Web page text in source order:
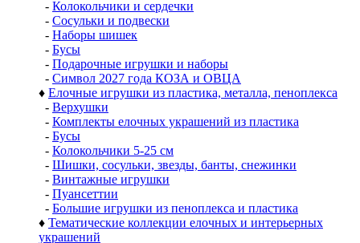
- Колокольчики и сердечки
- Сосульки и подвески
- Наборы шишек
- Бусы
- Подарочные игрушки и наборы
- Символ 2027 года КОЗА и ОВЦА
♦ Елочные игрушки из пластика, металла, пеноплекса
- Верхушки
- Комплекты елочных украшений из пластика
- Бусы
- Колокольчики 5-25 см
- Шишки, сосульки, звезды, банты, снежинки
- Винтажные игрушки
- Пуансеттии
- Большие игрушки из пеноплекса и пластика
♦ Тематические коллекции елочных и интерьерных
украшений